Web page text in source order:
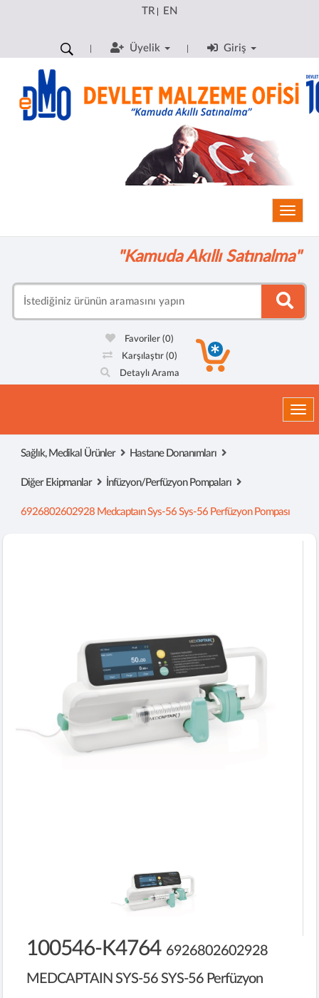
TR| EN
Üyelik Giriş
"Kamuda Akıllı Satınalma"
Favoriler(0)
Karşılaştır (0)
Detaylı Arama
Sağlık, Medikal Ürünler Hastane Donanımları
Diğer Ekipmanlar İnfüzyon/Perfüzyon Pompaları
6926802602928 Medcaptaın Sys-56 Sys-56 Perfüzyon Pompası
100546-K4764 6926802602928
MEDCAPTAIN SYS-56 SYS-56 Perfüzyon